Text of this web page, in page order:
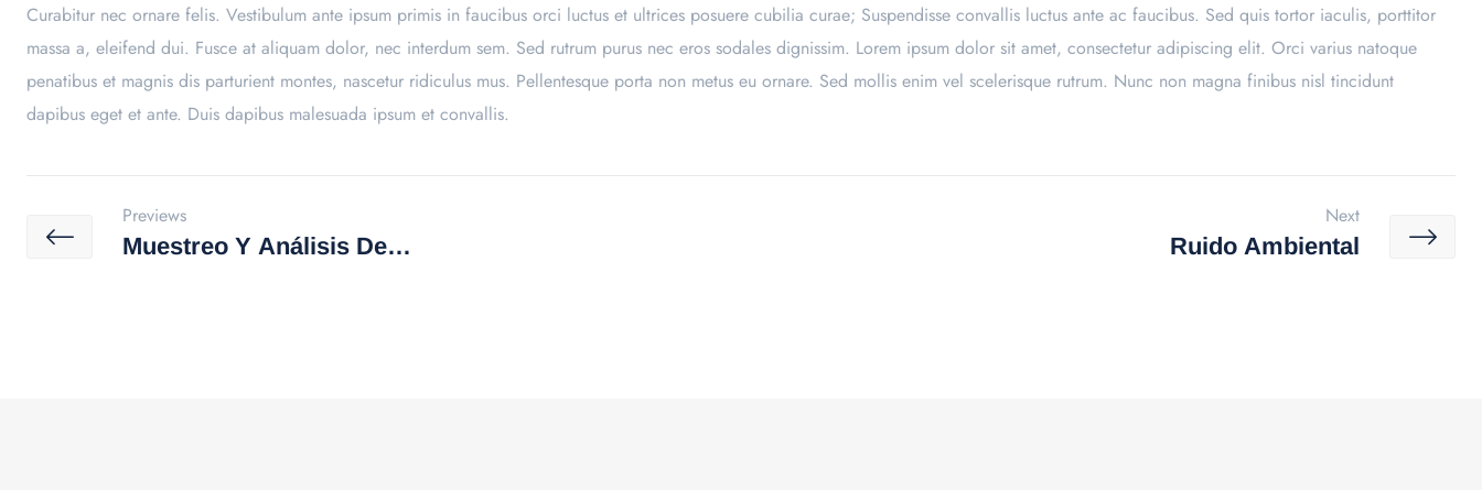
Curabitur nec ornare felis. Vestibulum ante ipsum primis in faucibus orci luctus et ultrices posuere cubilia curae; Suspendisse convallis luctus ante ac faucibus. Sed quis tortor iaculis, porttitor
massa a, eleifend dui. Fusce at aliquam dolor, nec interdum sem. Sed rutrum purus nec eros sodales dignissim. Lorem ipsum dolor sit amet, consectetur adipiscing elit. Orci varius natoque
penatibus et magnis dis parturient montes, nascetur ridiculus mus. Pellentesque porta non metus eu ornare. Sed mollis enim vel scelerisque rutrum. Nunc non magna finibus nisl tincidunt
dapibus eget et ante. Duis dapibus malesuada ipsum et convallis.
Previews
Muestreo Y Análisis De
Next
Ruido Ambiental